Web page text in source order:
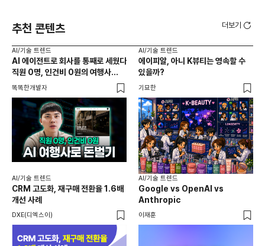
추천 콘텐츠 더보기
AI/기술 트렌드
AI 에이전트로 회사를 통째로 세웠다
직원 0명, 인건비 0원의 여행사
제작기
똑똑한개발자
AI/기술 트렌드
에이피알, 아니 K뷰티는 영속할 수
있을까?
기묘한
AI/기술 트렌드
CRM 고도화, 재구매 전환율 1.6배
개선 사례
DXE(디엑스이)
AI/기술 트렌드
Google vs OpenAI vs
Anthropic
이재훈